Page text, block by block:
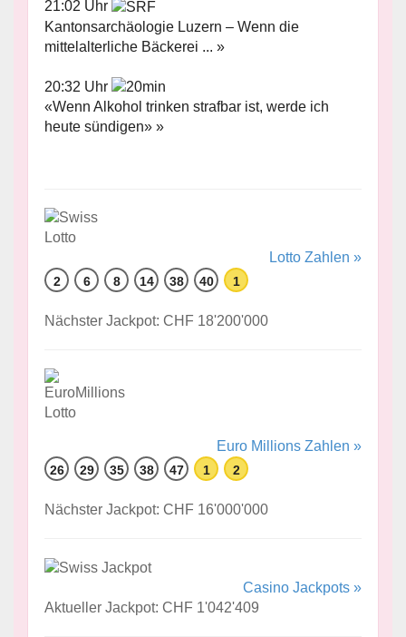
21:02 Uhr
Kantonsarchäologie Luzern – Wenn die
mittelalterliche Bäckerei ... »
20:32 Uhr
«Wenn Alkohol trinken strafbar ist, werde ich
heute sündigen» »
Lotto Zahlen »
2 6 8 14 38 40 1
Nächster Jackpot: CHF 18'200'000
Euro Millions Zahlen »
26 29 35 38 47 1 2
Nächster Jackpot: CHF 16'000'000
Casino Jackpots »
Aktueller Jackpot: CHF 1'042'409